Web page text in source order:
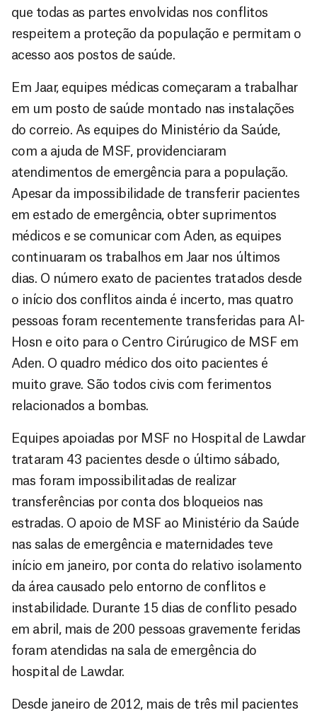
que todas as partes envolvidas nos conflitos
respeitem a proteção da população e permitam o
acesso aos postos de saúde.
Em Jaar, equipes médicas começaram a trabalhar
em um posto de saúde montado nas instalações
do correio. As equipes do Ministério da Saúde,
com a ajuda de MSF, providenciaram
atendimentos de emergência para a população.
Apesar da impossibilidade de transferir pacientes
em estado de emergência, obter suprimentos
médicos e se comunicar com Aden, as equipes
continuaram os trabalhos em Jaar nos últimos
dias. O número exato de pacientes tratados desde
o início dos conflitos ainda é incerto, mas quatro
pessoas foram recentemente transferidas para Al-
Hosn e oito para o Centro Cirúrugico de MSF em
Aden. O quadro médico dos oito pacientes é
muito grave. São todos civis com ferimentos
relacionados a bombas.
Equipes apoiadas por MSF no Hospital de Lawdar
trataram 43 pacientes desde o último sábado,
mas foram impossibilitadas de realizar
transferências por conta dos bloqueios nas
estradas. O apoio de MSF ao Ministério da Saúde
nas salas de emergência e maternidades teve
início em janeiro, por conta do relativo isolamento
da área causado pelo entorno de conflitos e
instabilidade. Durante 15 dias de conflito pesado
em abril, mais de 200 pessoas gravemente feridas
foram atendidas na sala de emergência do
hospital de Lawdar.
Desde janeiro de 2012, mais de três mil pacientes